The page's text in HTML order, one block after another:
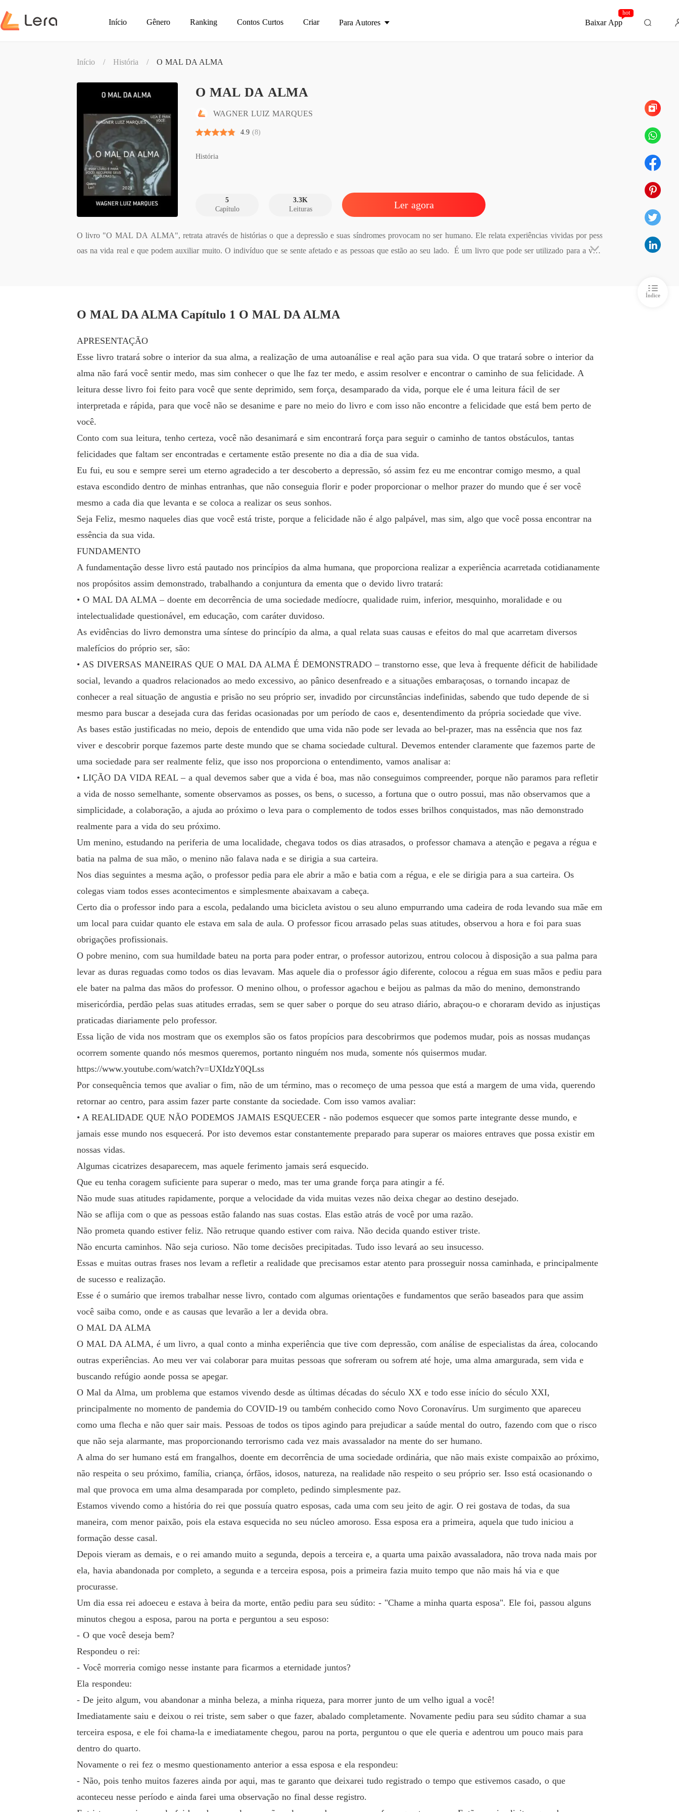
Início Gênero Ranking Contos Curtos Criar Para Autores Baixar App
hot
Início / História / O MAL DA ALMA
O MAL DA ALMA
WAGNER LUIZ MARQUES
4.9 (8)
História
5
Capítulo
3.3K
Leituras
Ler agora
O livro "O MAL DA ALMA", retrata através de histórias o que a depressão e suas síndromes provocam no ser humano. Ele relata experiências vividas por pess
oas na vida real e que podem auxiliar muito. O indivíduo que se sente afetado e as pessoas que estão ao seu lado.  É um livro que pode ser utilizado para a vida
Índice
O MAL DA ALMA Capítulo 1 O MAL DA ALMA
APRESENTAÇÃO
Esse livro tratará sobre o interior da sua alma, a realização de uma autoanálise e real ação para sua vida. O que tratará sobre o interior da
alma não fará você sentir medo, mas sim conhecer o que lhe faz ter medo, e assim resolver e encontrar o caminho de sua felicidade. A
leitura desse livro foi feito para você que sente deprimido, sem força, desamparado da vida, porque ele é uma leitura fácil de ser
interpretada e rápida, para que você não se desanime e pare no meio do livro e com isso não encontre a felicidade que está bem perto de
você.
Conto com sua leitura, tenho certeza, você não desanimará e sim encontrará força para seguir o caminho de tantos obstáculos, tantas
felicidades que faltam ser encontradas e certamente estão presente no dia a dia de sua vida.
Eu fui, eu sou e sempre serei um eterno agradecido a ter descoberto a depressão, só assim fez eu me encontrar comigo mesmo, a qual
estava escondido dentro de minhas entranhas, que não conseguia florir e poder proporcionar o melhor prazer do mundo que é ser você
mesmo a cada dia que levanta e se coloca a realizar os seus sonhos.
Seja Feliz, mesmo naqueles dias que você está triste, porque a felicidade não é algo palpável, mas sim, algo que você possa encontrar na
essência da sua vida.
FUNDAMENTO
A fundamentação desse livro está pautado nos princípios da alma humana, que proporciona realizar a experiência acarretada cotidianamente
nos propósitos assim demonstrado, trabalhando a conjuntura da ementa que o devido livro tratará:
• O MAL DA ALMA – doente em decorrência de uma sociedade medíocre, qualidade ruim, inferior, mesquinho, moralidade e ou
intelectualidade questionável, em educação, com caráter duvidoso.
As evidências do livro demonstra uma síntese do princípio da alma, a qual relata suas causas e efeitos do mal que acarretam diversos
malefícios do próprio ser, são:
• AS DIVERSAS MANEIRAS QUE O MAL DA ALMA É DEMONSTRADO – transtorno esse, que leva à frequente déficit de habilidade
social, levando a quadros relacionados ao medo excessivo, ao pânico desenfreado e a situações embaraçosas, o tornando incapaz de
conhecer a real situação de angustia e prisão no seu próprio ser, invadido por circunstâncias indefinidas, sabendo que tudo depende de si
mesmo para buscar a desejada cura das feridas ocasionadas por um período de caos e, desentendimento da própria sociedade que vive.
As bases estão justificadas no meio, depois de entendido que uma vida não pode ser levada ao bel-prazer, mas na essência que nos faz
viver e descobrir porque fazemos parte deste mundo que se chama sociedade cultural. Devemos entender claramente que fazemos parte de
uma sociedade para ser realmente feliz, que isso nos proporciona o entendimento, vamos analisar a:
• LIÇÃO DA VIDA REAL – a qual devemos saber que a vida é boa, mas não conseguimos compreender, porque não paramos para refletir
a vida de nosso semelhante, somente observamos as posses, os bens, o sucesso, a fortuna que o outro possui, mas não observamos que a
simplicidade, a colaboração, a ajuda ao próximo o leva para o complemento de todos esses brilhos conquistados, mas não demonstrado
realmente para a vida do seu próximo.
Um menino, estudando na periferia de uma localidade, chegava todos os dias atrasados, o professor chamava a atenção e pegava a régua e
batia na palma de sua mão, o menino não falava nada e se dirigia a sua carteira.
Nos dias seguintes a mesma ação, o professor pedia para ele abrir a mão e batia com a régua, e ele se dirigia para a sua carteira. Os
colegas viam todos esses acontecimentos e simplesmente abaixavam a cabeça.
Certo dia o professor indo para a escola, pedalando uma bicicleta avistou o seu aluno empurrando uma cadeira de roda levando sua mãe em
um local para cuidar quanto ele estava em sala de aula. O professor ficou arrasado pelas suas atitudes, observou a hora e foi para suas
obrigações profissionais.
O pobre menino, com sua humildade bateu na porta para poder entrar, o professor autorizou, entrou colocou à disposição a sua palma para
levar as duras reguadas como todos os dias levavam. Mas aquele dia o professor ágio diferente, colocou a régua em suas mãos e pediu para
ele bater na palma das mãos do professor. O menino olhou, o professor agachou e beijou as palmas da mão do menino, demonstrando
misericórdia, perdão pelas suas atitudes erradas, sem se quer saber o porque do seu atraso diário, abraçou-o e choraram devido as injustiças
praticadas diariamente pelo professor.
Essa lição de vida nos mostram que os exemplos são os fatos propícios para descobrirmos que podemos mudar, pois as nossas mudanças
ocorrem somente quando nós mesmos queremos, portanto ninguém nos muda, somente nós quisermos mudar.
https://www.youtube.com/watch?v=UXIdzY0QLss
Por consequência temos que avaliar o fim, não de um término, mas o recomeço de uma pessoa que está a margem de uma vida, querendo
retornar ao centro, para assim fazer parte constante da sociedade. Com isso vamos avaliar:
• A REALIDADE QUE NÃO PODEMOS JAMAIS ESQUECER - não podemos esquecer que somos parte integrante desse mundo, e
jamais esse mundo nos esquecerá. Por isto devemos estar constantemente preparado para superar os maiores entraves que possa existir em
nossas vidas.
Algumas cicatrizes desaparecem, mas aquele ferimento jamais será esquecido.
Que eu tenha coragem suficiente para superar o medo, mas ter uma grande força para atingir a fé.
Não mude suas atitudes rapidamente, porque a velocidade da vida muitas vezes não deixa chegar ao destino desejado.
Não se aflija com o que as pessoas estão falando nas suas costas. Elas estão atrás de você por uma razão.
Não prometa quando estiver feliz. Não retruque quando estiver com raiva. Não decida quando estiver triste.
Não encurta caminhos. Não seja curioso. Não tome decisões precipitadas. Tudo isso levará ao seu insucesso.
Essas e muitas outras frases nos levam a refletir a realidade que precisamos estar atento para prosseguir nossa caminhada, e principalmente
de sucesso e realização.
Esse é o sumário que iremos trabalhar nesse livro, contado com algumas orientações e fundamentos que serão baseados para que assim
você saiba como, onde e as causas que levarão a ler a devida obra.
O MAL DA ALMA
O MAL DA ALMA, é um livro, a qual conto a minha experiência que tive com depressão, com análise de especialistas da área, colocando
outras experiências. Ao meu ver vai colaborar para muitas pessoas que sofreram ou sofrem até hoje, uma alma amargurada, sem vida e
buscando refúgio aonde possa se apegar.
O Mal da Alma, um problema que estamos vivendo desde as últimas décadas do século XX e todo esse início do século XXI,
principalmente no momento de pandemia do COVID-19 ou também conhecido como Novo Coronavírus. Um surgimento que apareceu
como uma flecha e não quer sair mais. Pessoas de todos os tipos agindo para prejudicar a saúde mental do outro, fazendo com que o risco
que não seja alarmante, mas proporcionando terrorismo cada vez mais avassalador na mente do ser humano.
A alma do ser humano está em frangalhos, doente em decorrência de uma sociedade ordinária, que não mais existe compaixão ao próximo,
não respeita o seu próximo, família, criança, órfãos, idosos, natureza, na realidade não respeito o seu próprio ser. Isso está ocasionando o
mal que provoca em uma alma desamparada por completo, pedindo simplesmente paz.
Estamos vivendo como a história do rei que possuía quatro esposas, cada uma com seu jeito de agir. O rei gostava de todas, da sua
maneira, com menor paixão, pois ela estava esquecida no seu núcleo amoroso. Essa esposa era a primeira, aquela que tudo iniciou a
formação desse casal.
Depois vieram as demais, e o rei amando muito a segunda, depois a terceira e, a quarta uma paixão avassaladora, não trova nada mais por
ela, havia abandonada por completo, a segunda e a terceira esposa, pois a primeira fazia muito tempo que não mais há via e que
procurasse.
Um dia essa rei adoeceu e estava à beira da morte, então pediu para seu súdito: - "Chame a minha quarta esposa". Ele foi, passou alguns
minutos chegou a esposa, parou na porta e perguntou a seu esposo:
- O que você deseja bem?
Respondeu o rei:
- Você morreria comigo nesse instante para ficarmos a eternidade juntos?
Ela respondeu:
- De jeito algum, vou abandonar a minha beleza, a minha riqueza, para morrer junto de um velho igual a você!
Imediatamente saiu e deixou o rei triste, sem saber o que fazer, abalado completamente. Novamente pediu para seu súdito chamar a sua
terceira esposa, e ele foi chama-la e imediatamente chegou, parou na porta, perguntou o que ele queria e adentrou um pouco mais para
dentro do quarto.
Novamente o rei fez o mesmo questionamento anterior a essa esposa e ela respondeu:
- Não, pois tenho muitos fazeres ainda por aqui, mas te garanto que deixarei tudo registrado o tempo que estivemos casado, o que
aconteceu nesse período e ainda farei uma observação no final desse registro.
Capítulo 5 APRESENTAÇÃO REFERENCIAL
01/06/2021